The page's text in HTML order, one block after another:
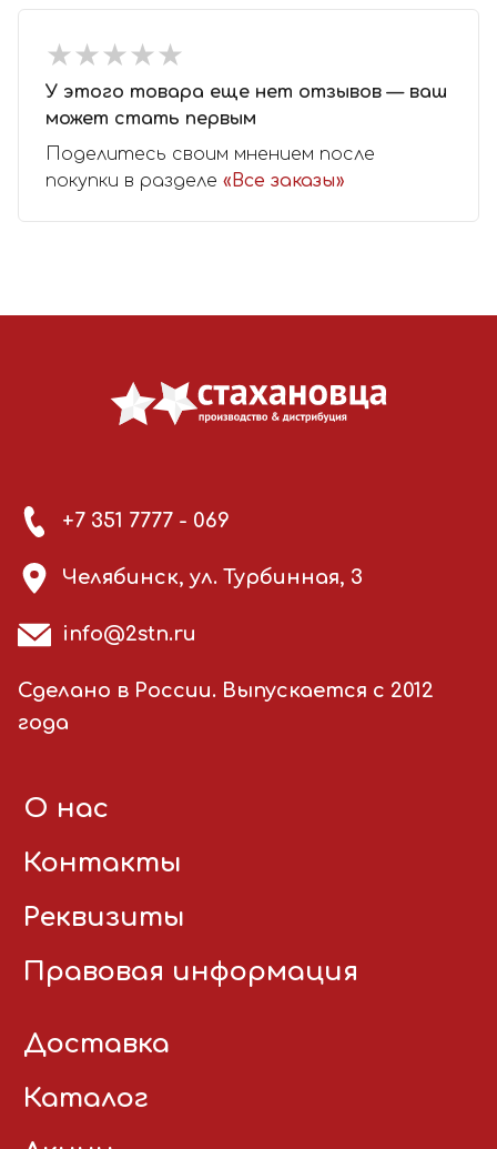
★★★★★
★★★★★
У этого товара еще нет отзывов — ваш
может стать первым
Поделитесь своим мнением после
покупки в разделе «Все заказы»
+7 351 7777 - 069
Челябинск, ул. Турбинная, 3
info@2stn.ru
Сделано в России. Выпускается с 2012
года
О нас
Контакты
Реквизиты
Правовая информация
Доставка
Каталог